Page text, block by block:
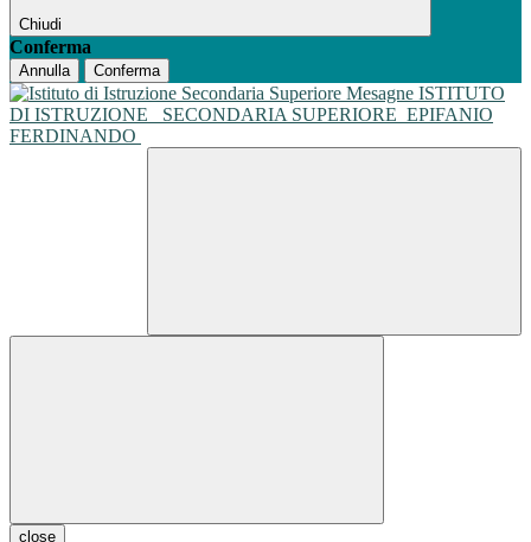
Chiudi
Conferma
Annulla Conferma
ISTITUTO
DI ISTRUZIONE
SECONDARIA SUPERIORE EPIFANIO
FERDINANDO
close